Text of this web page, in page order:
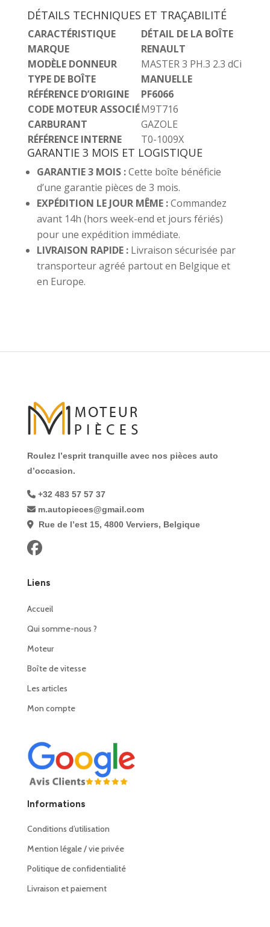
DÉTAILS TECHNIQUES ET TRAÇABILITÉ
CARACTÉRISTIQUE
DÉTAIL DE LA BOÎTE
MARQUE
RENAULT
MODÈLE DONNEUR
MASTER 3 PH.3 2.3 dCi
TYPE DE BOÎTE
MANUELLE
RÉFÉRENCE D’ORIGINE
PF6066
CODE MOTEUR ASSOCIÉM9T716
CARBURANT
GAZOLE
RÉFÉRENCE INTERNE
T0-1009X
GARANTIE 3 MOIS ET LOGISTIQUE
GARANTIE 3 MOIS :Cette boîte bénéficie
d’une garantie pièces de 3 mois.
EXPÉDITION LE JOUR MÊME :Commandez
avant 14h (hors week-end et jours fériés)
pour une expédition immédiate.
LIVRAISON RAPIDE :Livraison sécurisée par
transporteur agréé partout en Belgique et
en Europe.
Roulez l’esprit tranquille avec nos pièces auto
d’occasion.
+32 483 57 57 37
m.autopieces@gmail.com
Rue de l’est 15, 4800 Verviers, Belgique
Liens
Accueil
Qui somme-nous ?
Moteur
Boîte de vitesse
Les articles
Mon compte
Informations
Conditions d’utilisation
Mention légale / vie privée
Politique de confidentialité
Livraison et paiement